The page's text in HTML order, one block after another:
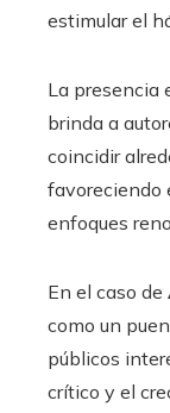
estimular el
La presencia
brinda a
coincidir
favoreciendo
enfoques
En el caso de
como un
públicos
crítico y el